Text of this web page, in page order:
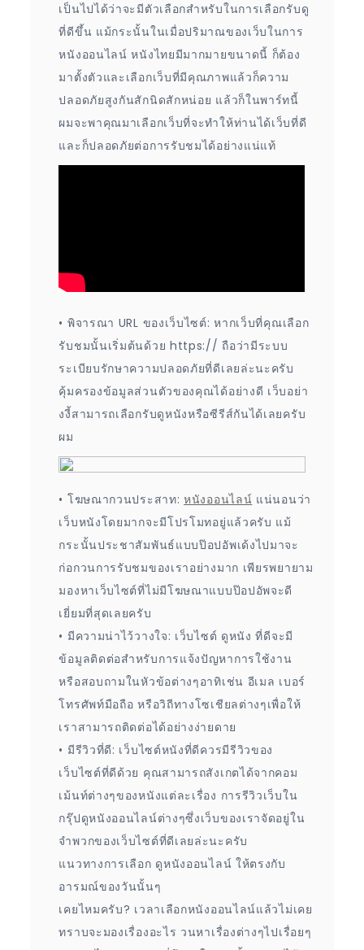
เป็นไปได้ว่าจะมีตัวเลือกสำหรับในการเลือกรับดู
ที่ดีขึ้น แม้กระนั้นในเมื่อปริมาณของเว็บในการ
หนังออนไลน์ หนังไทยมีมากมายขนาดนี้ ก็ต้อง
มาตั้งตัวและเลือกเว็บที่มีคุณภาพแล้วก็ความ
ปลอดภัยสูงกันสักนิดสักหน่อย แล้วก็ในพาร์ทนี้
ผมจะพาคุณมาเลือกเว็บที่จะทำให้ท่านได้เว็บที่ดี
และก็ปลอดภัยต่อการรับชมได้อย่างแน่แท้
• พิจารณา URL ของเว็บไซต์: หากเว็บที่คุณเลือก
รับชมนั้นเริ่มต้นด้วย https:// ถือว่ามีระบบ
ระเบียบรักษาความปลอดภัยที่ดีเลยล่ะนะครับ
คุ้มครองข้อมูลส่วนตัวของคุณได้อย่างดี เว็บอย่า
งงี้สามารถเลือกรับดูหนังหรือซีรีส์กันได้เลยครับ
ผม
• โฆษณากวนประสาท:หนังออนไลน์ แน่นอนว่า
เว็บหนังโดยมากจะมีโปรโมทอยู่แล้วครับ แม้
กระนั้นประชาสัมพันธ์แบบป๊อปอัพเด้งไปมาจะ
ก่อกวนการรับชมของเราอย่างมาก เพียรพยายาม
มองหาเว็บไซต์ที่ไม่มีโฆษณาแบบป๊อปอัพจะดี
เยี่ยมที่สุดเลยครับ
• มีความน่าไว้วางใจ: เว็บไซต์ ดูหนัง ที่ดีจะมี
ข้อมูลติดต่อสำหรับการแจ้งปัญหาการใช้งาน
หรือสอบถามในหัวข้อต่างๆอาทิเช่น อีเมล เบอร์
โทรศัพท์มือถือ หรือวิถีทางโซเชียลต่างๆเพื่อให้
เราสามารถติดต่อได้อย่างง่ายดาย
• มีรีวิวที่ดี: เว็บไซต์หนังที่ดีควรมีรีวิวของ
เว็บไซต์ที่ดีด้วย คุณสามารถสังเกตได้จากคอม
เม้นท์ต่างๆของหนังแต่ละเรื่อง การรีวิวเว็บใน
กรุ๊ปดูหนังออนไลน์ต่างๆซึ่งเว็บของเราจัดอยู่ใน
จำพวกของเว็บไซต์ที่ดีเลยล่ะนะครับ
แนวทางการเลือก ดูหนังออนไลน์ ให้ตรงกับ
อารมณ์ของวันนั้นๆ
เคยไหมครับ? เวลาเลือกหนังออนไลน์แล้วไม่เคย
ทราบจะมองเรื่องอะไร วนหาเรื่องต่างๆไปเรื่อยๆ